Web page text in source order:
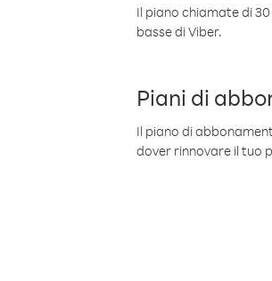
Il piano chiamate di
basse di Viber.
Piani di
Il piano di
dover rinnovare il tuo